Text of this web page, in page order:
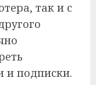
так и с
и подписки.